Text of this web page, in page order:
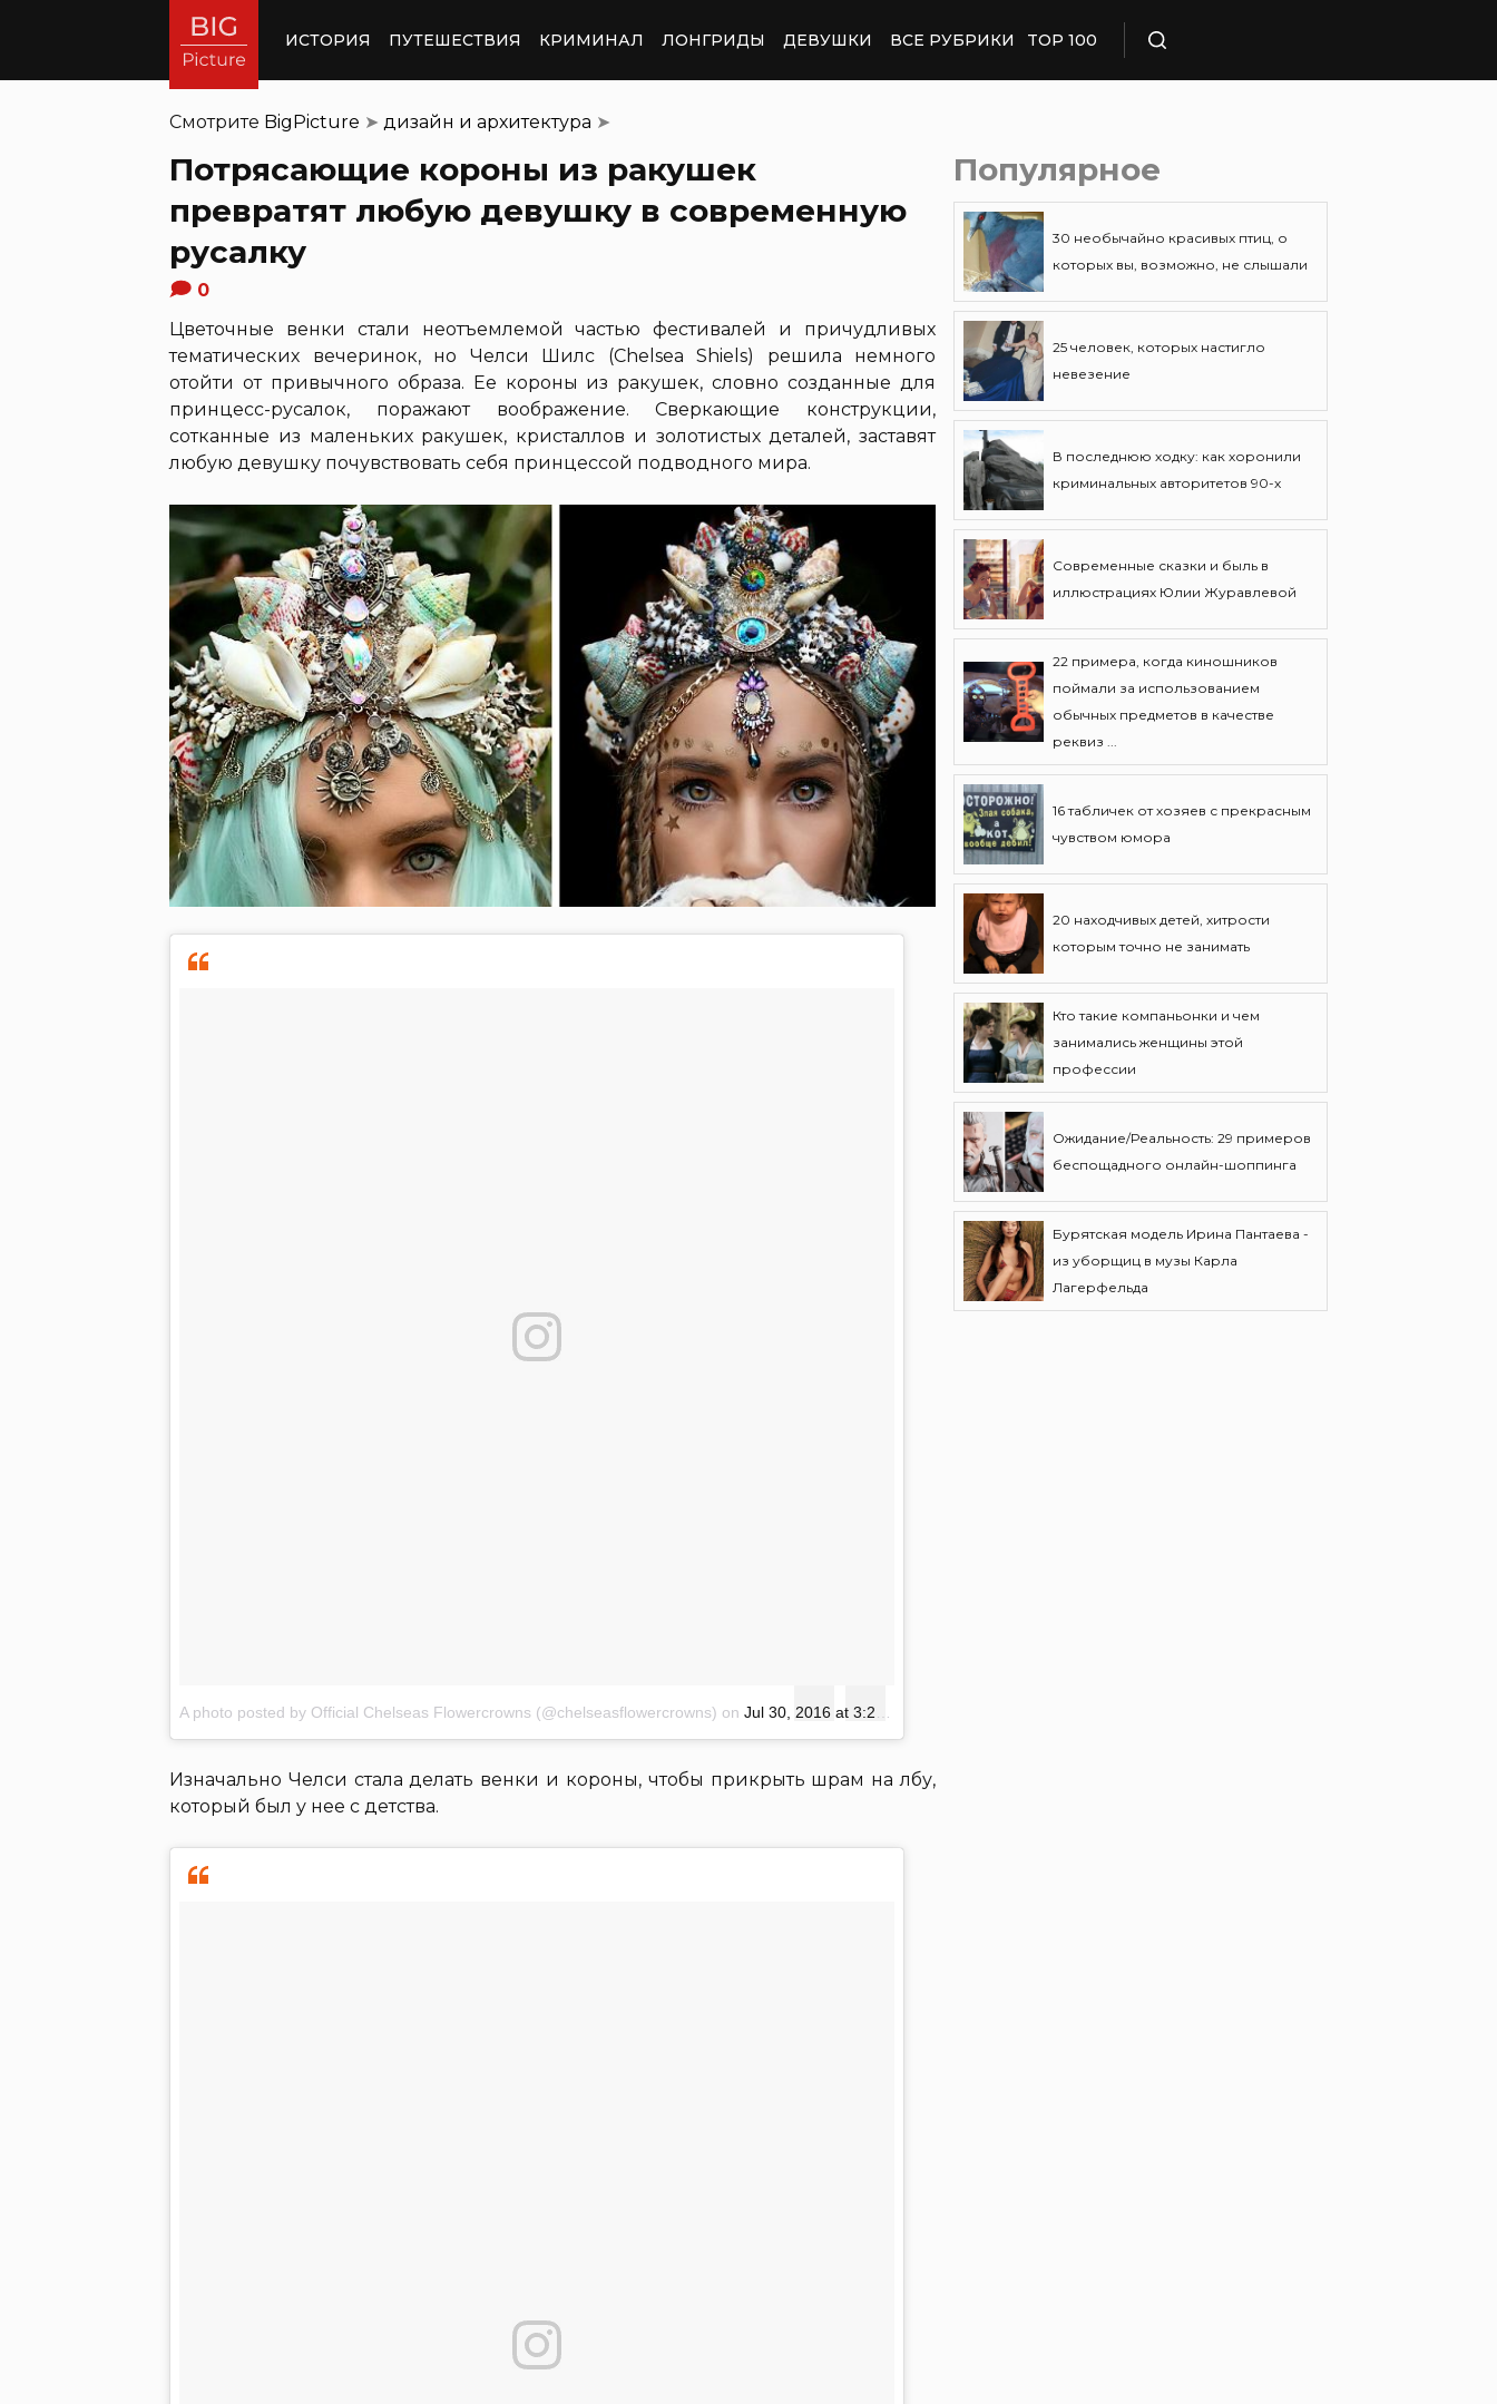
ИСТОРИЯ ПУТЕШЕСТВИЯ КРИМИНАЛ ЛОНГРИДЫ ДЕВУШКИ ВСЕ РУБРИКИ TOP 100
Смотрите BigPicture ➤ дизайн и архитектура ➤
Потрясающие короны из ракушек
превратят любую девушку в современную
русалку
0
Цветочные венки стали неотъемлемой частью фестивалей и причудливых
тематических вечеринок, но Челси Шилс (Chelsea Shiels) решила немного
отойти от привычного образа. Ее короны из ракушек, словно созданные для
принцесс-русалок, поражают воображение. Сверкающие конструкции,
сотканные из маленьких ракушек, кристаллов и золотистых деталей, заставят
любую девушку почувствовать себя принцессой подводного мира.
A photo posted by Official Chelseas Flowercrowns (@chelseasflowercrowns) on Jul 30, 2016 at 3:24pm PDT
Изначально Челси стала делать венки и короны, чтобы прикрыть шрам на лбу,
который был у нее с детства.
Популярное
30 необычайно красивых птиц, о
которых вы, возможно, не слышали
25 человек, которых настигло
невезение
В последнюю ходку: как хоронили
криминальных авторитетов 90-х
Современные сказки и быль в
иллюстрациях Юлии Журавлевой
22 примера, когда киношников
поймали за использованием
обычных предметов в качестве
реквиз ...
16 табличек от хозяев с прекрасным
чувством юмора
20 находчивых детей, хитрости
которым точно не занимать
Кто такие компаньонки и чем
занимались женщины этой
профессии
Ожидание/Реальность: 29 примеров
беспощадного онлайн-шоппинга
Бурятская модель Ирина Пантаева -
из уборщиц в музы Карла
Лагерфельда